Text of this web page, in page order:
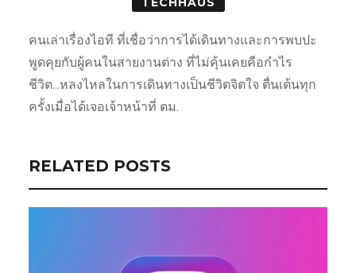
คนเล่าเรื่องไอที ที่เชื่อว่าการได้เดินทางและการพบปะ
พูดคุยกับผู้คนในสายงานต่าง ที่ไม่คุ้นเคยคือกำไร
ชีวิต...หลงไหลในการเดินทางเป็นชีวิตจิตใจ ตื่นเต้นทุก
ครั้งเมื่อได้เจอเจ้าหน้าที่ ตม.
RELATED POSTS